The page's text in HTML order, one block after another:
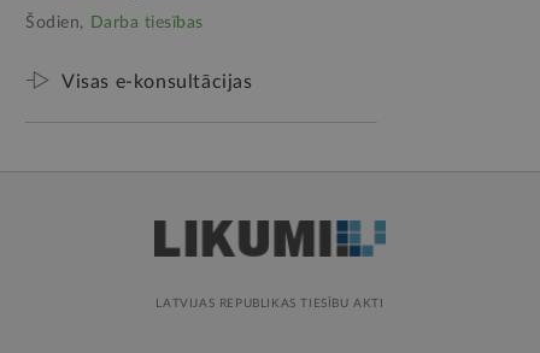
Šodien, Darba tiesības
Visas e-konsultācijas
LATVIJAS REPUBLIKAS TIESĪBU AKTI